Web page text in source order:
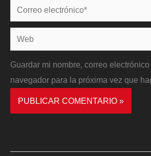
Correo
electrónico*
Web
Guardar mi nombre, correo
navegador para la próxima vez que